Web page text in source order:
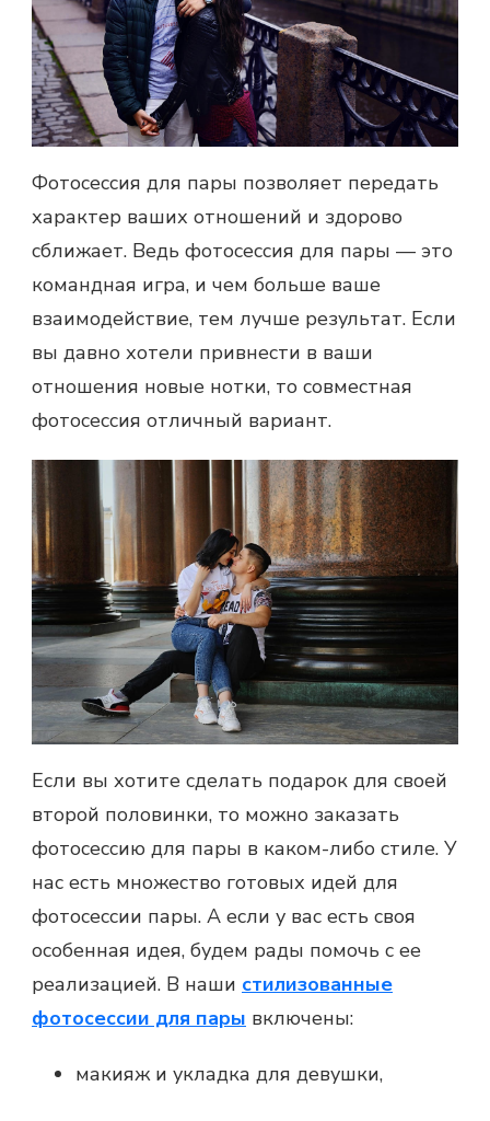
Фотосессия для пары позволяет передать
характер ваших отношений и здорово
сближает. Ведь фотосессия для пары — это
командная игра, и чем больше ваше
взаимодействие, тем лучше результат. Если
вы давно хотели привнести в ваши
отношения новые нотки, то совместная
фотосессия отличный вариант.
Если вы хотите сделать подарок для своей
второй половинки, то можно заказать
фотосессию для пары в каком-либо стиле. У
нас есть множество готовых идей для
фотосессии пары. А если у вас есть своя
особенная идея, будем рады помочь с ее
реализацией. В наши стилизованные
фотосессии для пары включены:
макияж и укладка для девушки,